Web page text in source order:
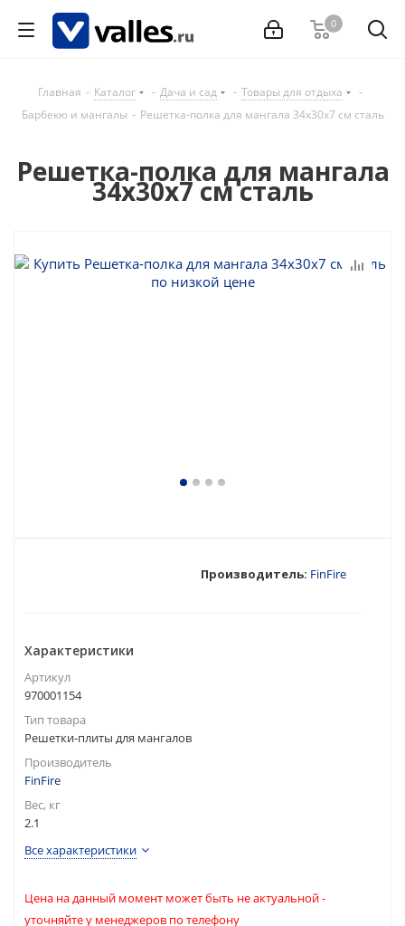
0
Главная - Каталог - Дача и сад - Товары для отдыха
-
Барбекю и мангалы - Решетка-полка для мангала 34х30х7 см сталь
Решетка-полка для мангала
34х30х7 см сталь
Производитель: FinFire
Характеристики
Артикул
970001154
Тип товара
Решетки-плиты для мангалов
Производитель
FinFire
Вес, кг
2.1
Все характеристики
Цена на данный момент может быть не актуальной -
уточняйте у менеджеров по телефону